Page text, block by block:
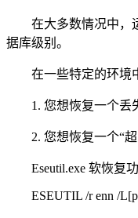
在大多数情况中，运
据库级别。
在一些特定的环境中
1. 您想恢复一个丢失
2. 您想恢复一个“超
Eseutil.exe 软恢复功
ESEUTIL /r enn /